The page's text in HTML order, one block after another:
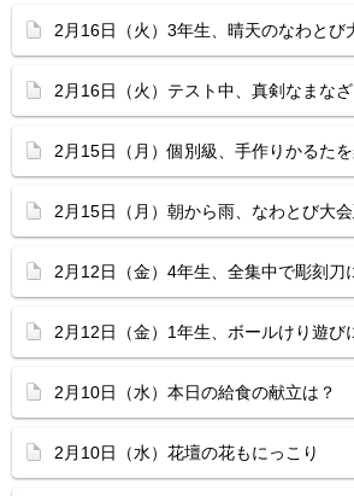
2月16日（火）3年生、晴天のなわとび
2月16日（火）テスト中、真剣なまなざ
2月15日（月）個別級、手作りかるた
2月15日（月）朝から雨、なわとび大
2月12日（金）4年生、全集中で彫刻刀
2月12日（金）1年生、ボールけり遊び
2月10日（水）本日の給食の献立は？
2月10日（水）花壇の花もにっこり